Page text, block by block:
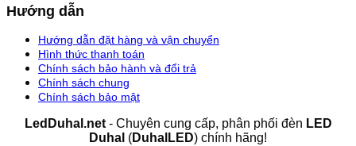
Hướng dẫn
Hướng dẫn đặt hàng và vận chuyển
Hình thức thanh toán
Chính sách bảo hành và đổi trả
Chính sách chung
Chính sách bảo mật
LedDuhal.net- Chuyên cung cấp, phân phối đèn LED
Duhal (DuhalLED) chính hãng!